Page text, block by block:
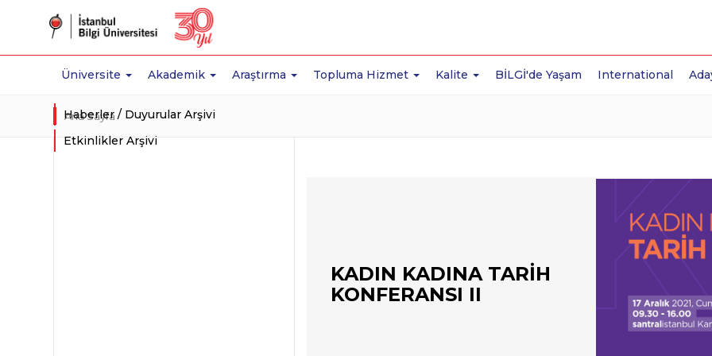
Üniversite Akademik Araştırma Topluma Hizmet Kalite BİLGİ'de Yaşam International
Ana Sayfa
Haberler / Duyurular Arşivi
Etkinlikler Arşivi
KADIN KADINA TARİH
KONFERANSI II